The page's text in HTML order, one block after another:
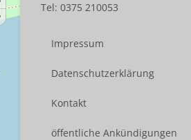
Tel: 0375 210053
Impressum
Datenschutzerklärung
Kontakt
öffentliche Ankündigungen